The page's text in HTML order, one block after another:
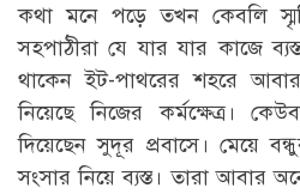
কথা মনে পড়ে তখন কেবলি
সহপাঠীরা যে যার যার কাজে
থাকেন ইট-পাথরের শহরে
নিয়েছে নিজের কর্মক্ষেত্র।
দিয়েছেন সুদূর প্রবাসে। মেয়ে
সংসার নিয়ে ব্যস্ত। তারা আবার